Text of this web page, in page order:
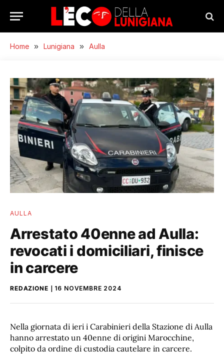
Home » Lunigiana » Aulla
AULLA
Arrestato 40enne ad Aulla:
revocati i domiciliari, finisce
in carcere
REDAZIONE 16 NOVEMBRE 2024
Nella giornata di ieri i Carabinieri della Stazione di Aulla
hanno arrestato un 40enne di origini Marocchine,
colpito da ordine di custodia cautelare in carcere.